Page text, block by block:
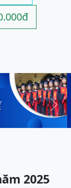
Next
2025